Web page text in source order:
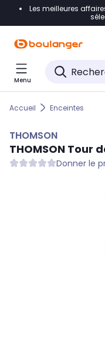
Accéder
Accéder
Accéder
Les meilleures
Menu
Accueil Enceintes
THOMSON
THOMSON Tour
Donner le